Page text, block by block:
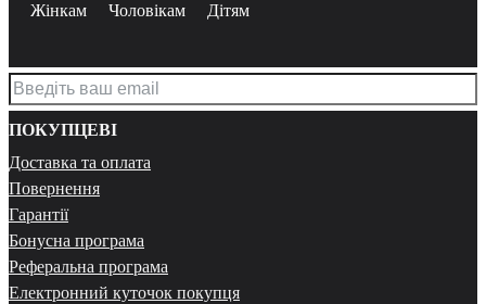
Жінкам Чоловікам Дітям
ПОКУПЦЕВІ
Доставка та оплата
Повернення
Гарантії
Бонусна програма
Реферальна програма
Електронний куточок покупця